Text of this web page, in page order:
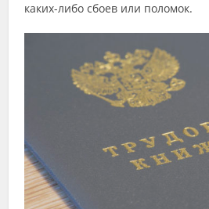
каких-либо сбоев или поломок.